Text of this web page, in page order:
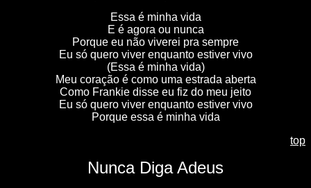
Essa é minha vida
E é agora ou nunca
Porque eu não viverei pra sempre
Eu só quero viver enquanto estiver vivo
(Essa é minha vida)
Meu coração é como uma estrada aberta
Como Frankie disse eu fiz do meu jeito
Eu só quero viver enquanto estiver vivo
Porque essa é minha vida
top
Nunca Diga Adeus